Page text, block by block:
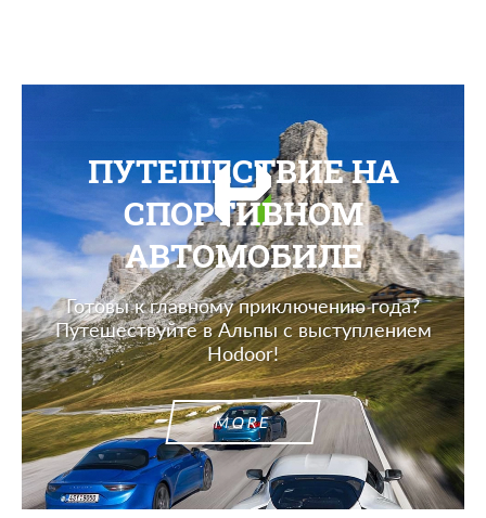
ПУТЕШЕСТВИЕ НА
СПОРТИВНОМ
АВТОМОБИЛЕ
Готовы к главному приключению года?
Путешествуйте в Альпы с выступлением
Hodoor!
MORE